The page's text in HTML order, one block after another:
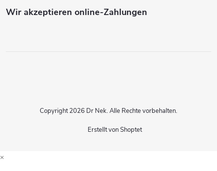
Wir akzeptieren online-Zahlungen
Erstellt von Shoptet
Copyright 2026 Dr Nek. Alle Rechte vorbehalten.
×